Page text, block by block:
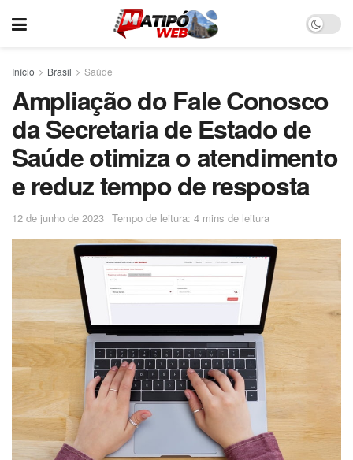
Início Brasil Saúde
Ampliação do Fale Conosco
da Secretaria de Estado de
Saúde otimiza o atendimento
e reduz tempo de resposta
12 de junho de 2023 Tempo de leitura: 4 mins de leitura